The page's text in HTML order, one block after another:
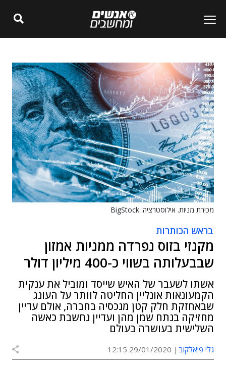
מכירת מניות. אילוסטרציה: BigStock
בראש הכותרות
מקנזי בזוס נפרדה ממניות אמזון
שבבעלותה בשווי כ-400 מיליון דולר
אשתו לשעבר של האיש שייסד ומוביל את ענקית
הקמעונאות אונליין החליטה לוותר על העונג
שבאחזקת חלק קטן מנכסיה בחברה, אולם עדיין
מחזיקה בנתח שמן מהן ועדיין נחשבת כאשה
השלישית בעושרה בעולם
גלי פיאלקוב 29/01/2020 12:15